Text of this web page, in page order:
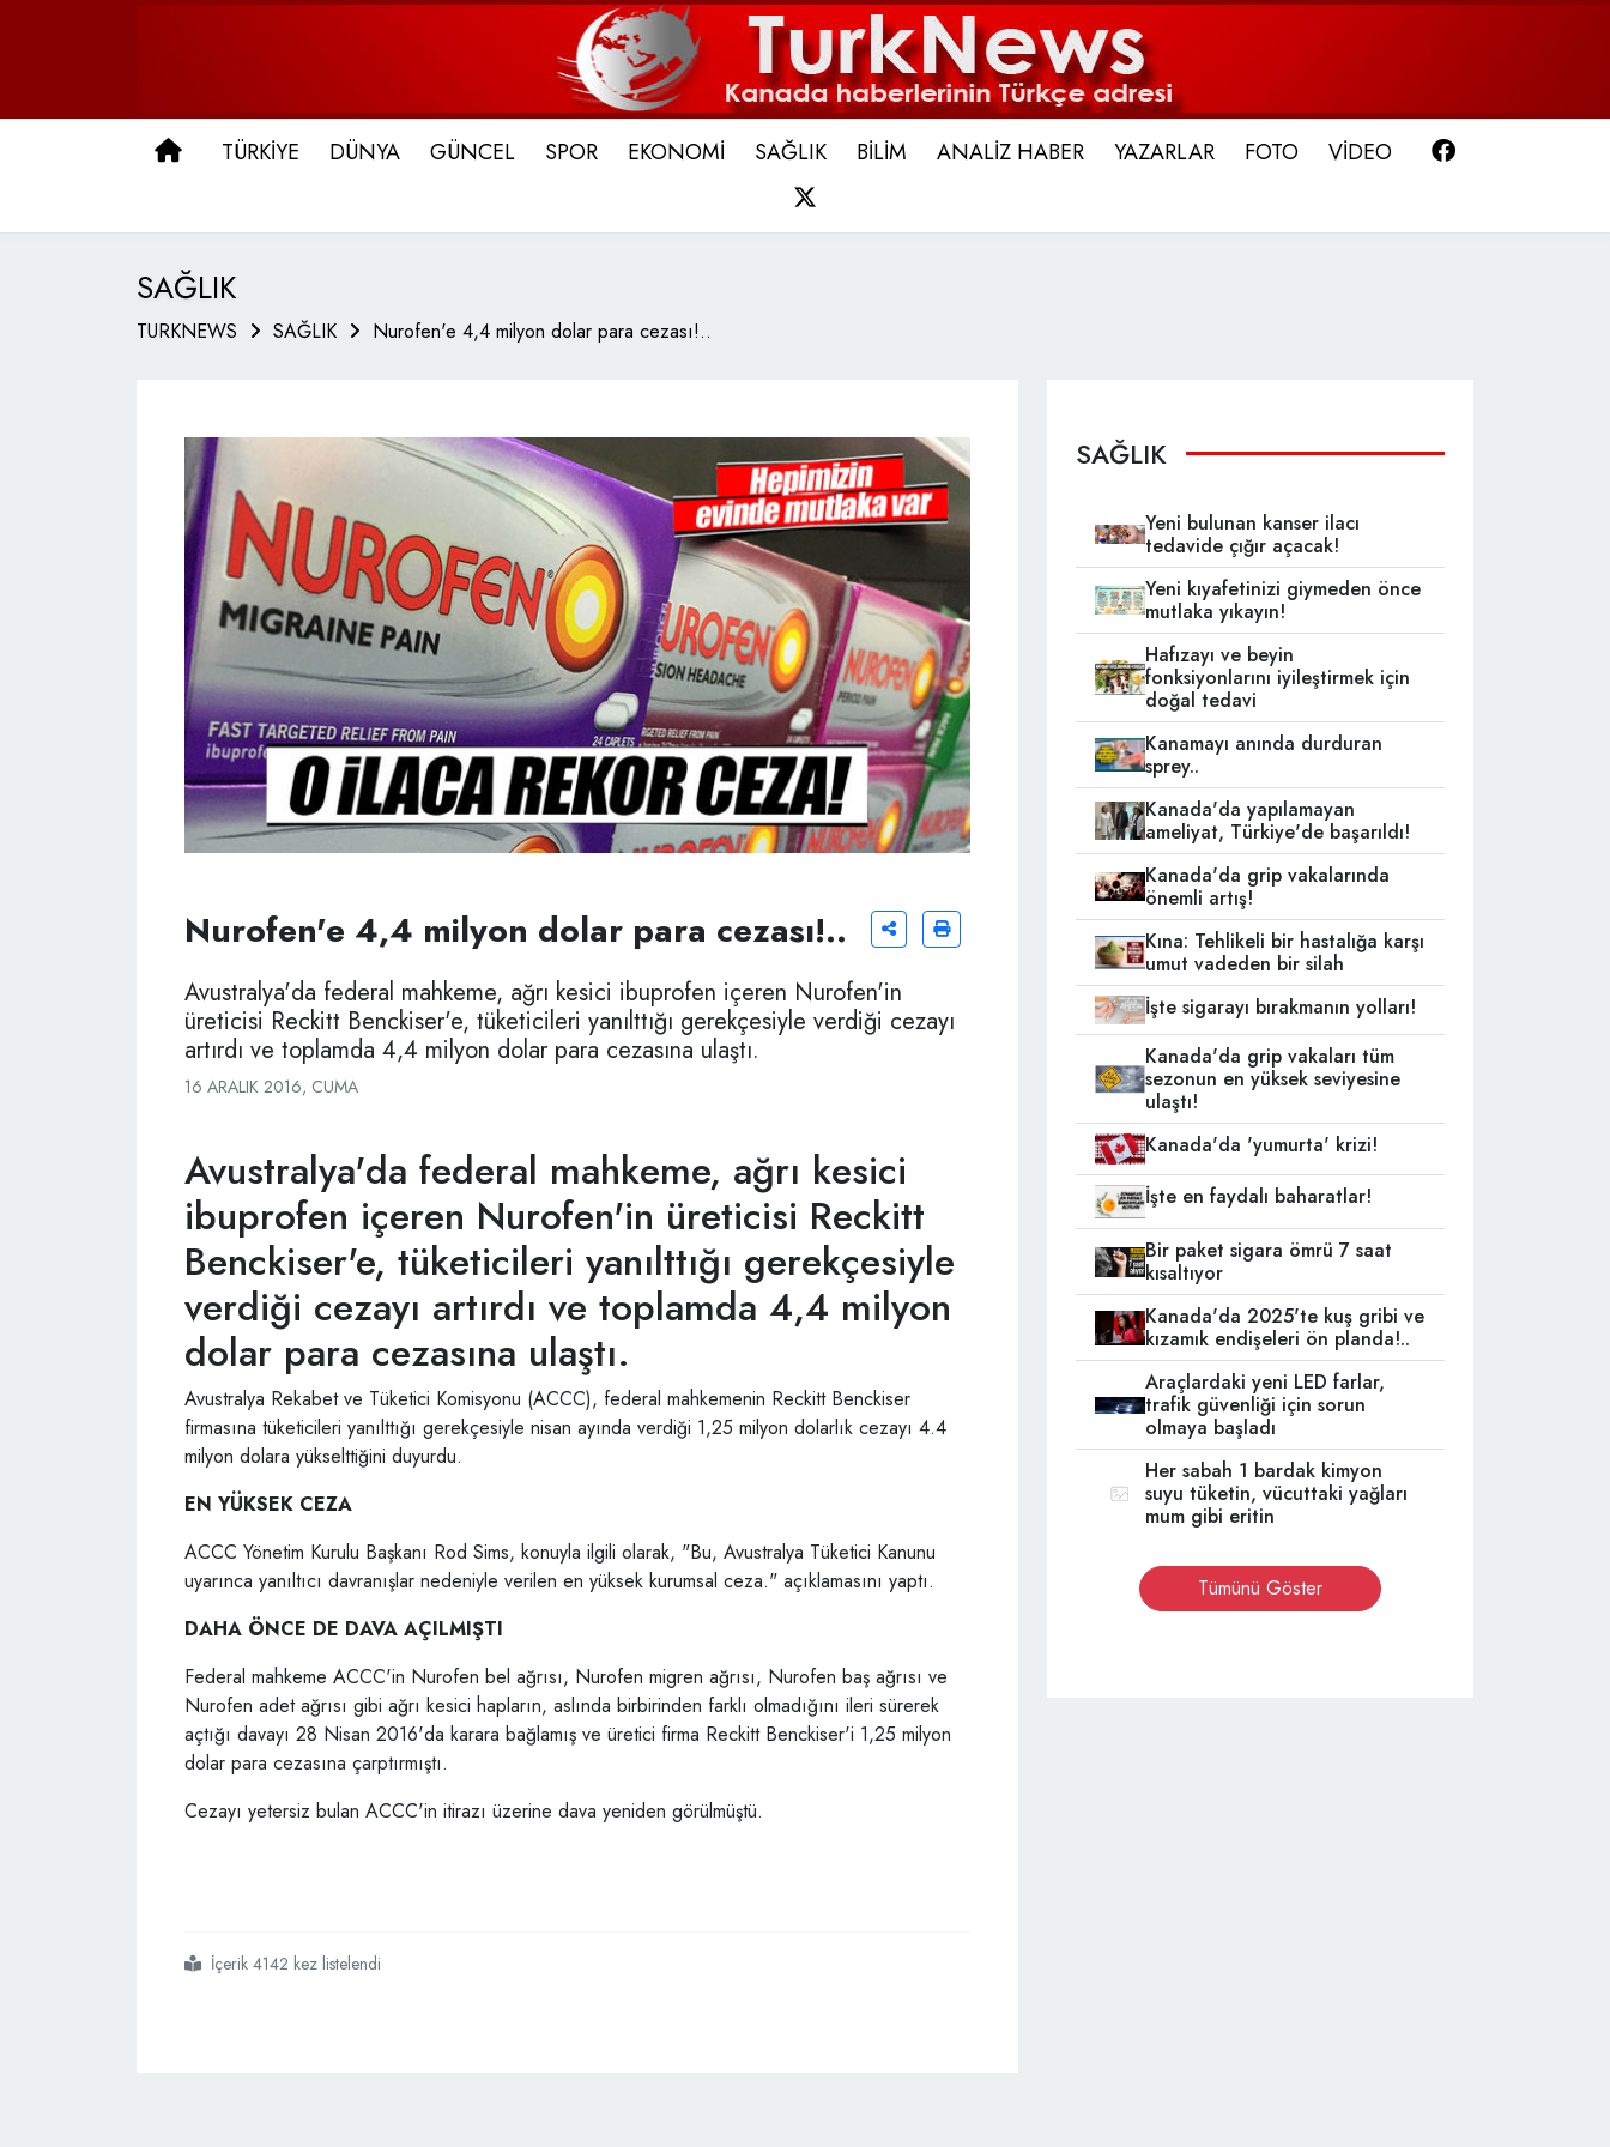
ANA SAYFA
TÜRKİYE DÜNYA GÜNCEL SPOR EKONOMİ SAĞLIK BİLİM ANALİZ HABER YAZARLAR FOTO VİDEO
SAĞLIK
TURKNEWS SAĞLIK Nurofen'e 4,4 milyon dolar para cezası!..
Nurofen'e 4,4 milyon dolar para cezası!..
Avustralya'da federal mahkeme, ağrı kesici ibuprofen içeren Nurofen'in
üreticisi Reckitt Benckiser'e, tüketicileri yanılttığı gerekçesiyle verdiği cezayı
artırdı ve toplamda 4,4 milyon dolar para cezasına ulaştı.
16 ARALIK 2016, CUMA
Avustralya'da federal mahkeme, ağrı kesici
ibuprofen içeren Nurofen'in üreticisi Reckitt
Benckiser'e, tüketicileri yanılttığı gerekçesiyle
verdiği cezayı artırdı ve toplamda 4,4 milyon
dolar para cezasına ulaştı.
Avustralya Rekabet ve Tüketici Komisyonu (ACCC), federal mahkemenin Reckitt Benckiser
firmasına tüketicileri yanılttığı gerekçesiyle nisan ayında verdiği 1,25 milyon dolarlık cezayı 4.4
milyon dolara yükselttiğini duyurdu.
EN YÜKSEK CEZA
ACCC Yönetim Kurulu Başkanı Rod Sims, konuyla ilgili olarak, "Bu, Avustralya Tüketici Kanunu
uyarınca yanıltıcı davranışlar nedeniyle verilen en yüksek kurumsal ceza." açıklamasını yaptı.
DAHA ÖNCE DE DAVA AÇILMIŞTI
Federal mahkeme ACCC'in Nurofen bel ağrısı, Nurofen migren ağrısı, Nurofen baş ağrısı ve
Nurofen adet ağrısı gibi ağrı kesici hapların, aslında birbirinden farklı olmadığını ileri sürerek
açtığı davayı 28 Nisan 2016'da karara bağlamış ve üretici firma Reckitt Benckiser'i 1,25 milyon
dolar para cezasına çarptırmıştı.
Cezayı yetersiz bulan ACCC'in itirazı üzerine dava yeniden görülmüştü.
#ağrı kesici ibuprofen içeren nurofen
İçerik 4142 kez listelendi
SAĞLIK
Yeni bulunan kanser ilacı
tedavide çığır açacak!
Yeni kıyafetinizi giymeden önce
mutlaka yıkayın!
Hafızayı ve beyin
fonksiyonlarını iyileştirmek için
doğal tedavi
Kanamayı anında durduran
sprey..
Kanada'da yapılamayan
ameliyat, Türkiye'de başarıldı!
Kanada'da grip vakalarında
önemli artış!
Kına: Tehlikeli bir hastalığa karşı
umut vadeden bir silah
İşte sigarayı bırakmanın yolları!
Kanada'da grip vakaları tüm
sezonun en yüksek seviyesine
ulaştı!
Kanada'da 'yumurta' krizi!
İşte en faydalı baharatlar!
Bir paket sigara ömrü 7 saat
kısaltıyor
Kanada'da 2025'te kuş gribi ve
kızamık endişeleri ön planda!..
Araçlardaki yeni LED farlar,
trafik güvenliği için sorun
olmaya başladı
Her sabah 1 bardak kimyon
suyu tüketin, vücuttaki yağları
mum gibi eritin
Tümünü Göster